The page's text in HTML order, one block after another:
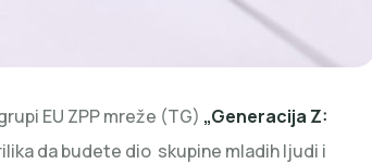
EU ZPP mreže (TG) „Generacija Z:
da budete dio skupine mladih ljudi i